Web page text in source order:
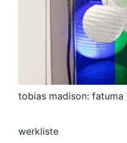
tobias madison: fatuma
werkliste